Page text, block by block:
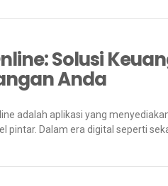
Solusi
Anda
adalah aplikasi yang
pintar. Dalam era digital seperti